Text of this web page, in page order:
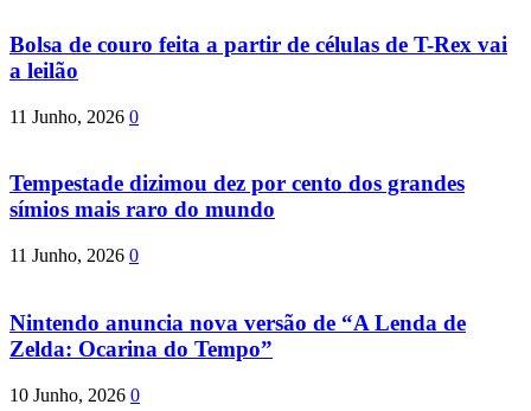
Bolsa de couro feita a partir de células de T-Rex vai
a leilão
11 Junho, 2026 0
Tempestade dizimou dez por cento dos grandes
símios mais raro do mundo
11 Junho, 2026 0
Nintendo anuncia nova versão de “A Lenda de
Zelda: Ocarina do Tempo”
10 Junho, 2026 0